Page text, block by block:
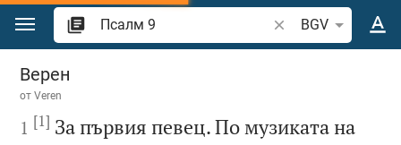
Преминете към съдържанието
Търсете стих или
BGV
Псалм 9
Верен
отVeren

1 [1] За първия певец. По музиката на